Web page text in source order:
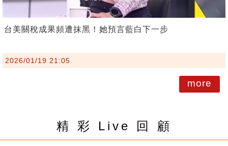
台美關稅成果頻遭抹黑！她預言藍白下一步
2026/01/19 21:05
more
精 彩 Live 回 顧